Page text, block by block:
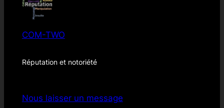
COM-TWO
Réputation et notoriété
Nous laisser un message